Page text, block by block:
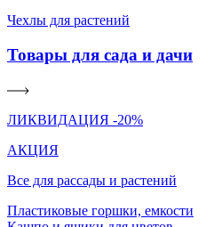
Чехлы для растений
Товары для сада и дачи
ЛИКВИДАЦИЯ -20%
АКЦИЯ
Все для рассады и растений
Пластиковые горшки, емкости